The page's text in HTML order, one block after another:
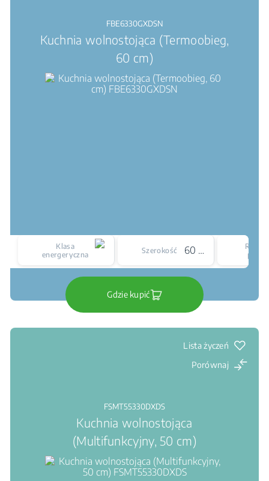
FBE6330GXDSN
Kuchnia wolnostojąca (Termoobieg,
60 cm)
Klasa
energeryczna
Szerokość 60 cm
Rodzaj
płyty
Gdzie kupić
Lista życzeń
Porównaj
FSMT55330DXDS
Kuchnia wolnostojąca
(Multifunkcyjny, 50 cm)